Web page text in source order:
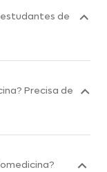
de
Precisa de